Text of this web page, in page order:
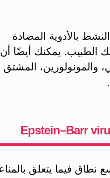
بالأدوية المضادة
الطبيب. يمكنك أيضًا أن
والمونولورين،
نطاق فيما يتعلق